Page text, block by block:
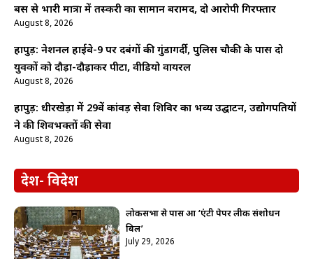
बस से भारी मात्रा में तस्करी का सामान बरामद, दो आरोपी गिरफ्तार
August 8, 2026
हापुड़: नेशनल हाईवे-9 पर दबंगों की गुंडागर्दी, पुलिस चौकी के पास दो
युवकों को दौड़ा-दौड़ाकर पीटा, वीडियो वायरल
August 8, 2026
हापुड़: धीरखेड़ा में 29वें कांवड़ सेवा शिविर का भव्य उद्घाटन, उद्योगपतियों
ने की शिवभक्तों की सेवा
August 8, 2026
देश- विदेश
लोकसभा से पास हुआ ‘एंटी पेपर लीक संशोधन
बिल’
July 29, 2026